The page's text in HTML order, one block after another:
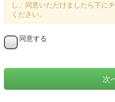
し、同意いただけましたら下に
ください。
同意する
次